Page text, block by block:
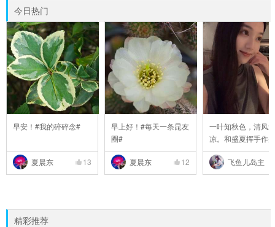
今日热门
早安！#我的碎碎念#
夏晨东 13
早上好！#每天一条昆友
圈#
夏晨东 12
一叶知秋色，清风
凉。和盛夏挥手作
..
飞鱼儿岛主
精彩推荐